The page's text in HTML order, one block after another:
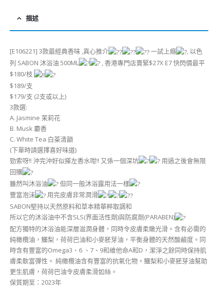
描述
[E106221] 3款最經典香味 ,真心推介 一試上癮
, 以色
列 SABON 沐浴油 500ML
, 香港專門店賣緊$27X E7 快閃價最平
$180/枝
$189/支
$179/支 (2支或以上)
3款選:
A. Jasmine 茉莉花
B. Musk 麝香
C. White Tea 白茶清韻
(下單時請選擇喜好味道)
勁索呀!! 沖完沖好似搽左香水咁!! 又係一個深坑
用過之後會無限
回購
雖然叫沐浴油
但同一般沐浴露用法一樣
豐富泡沬
用完皮膚非常潤滑
SABON堅持以天然原料和草本精華粹取調和
所以它的沐浴油中不含SLS(界面活性劑)與防腐劑(PARABEN)
配方獨特的沐浴油能深層滋潤身體，同時令皮膚柔嫩光滑。含有必需的
純橄欖油，鱷梨，荷荷巴油和小麥胚芽油，平衡身體的天然酸鹼度。同
時含有豐富的Omega3、6 、7、9和維他命A和D，潔淨之餘同時保持肌
膚柔軟富彈性。 純橄欖油含有豐富的抗氧化物。鱷梨和小麥胚芽油幫助
更生肌膚，荷荷巴油令皮膚柔滑如絲。
保質期至：2023年